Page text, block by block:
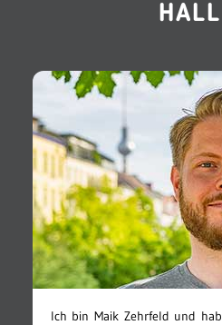
Ich bin Maik Zehrfeld und